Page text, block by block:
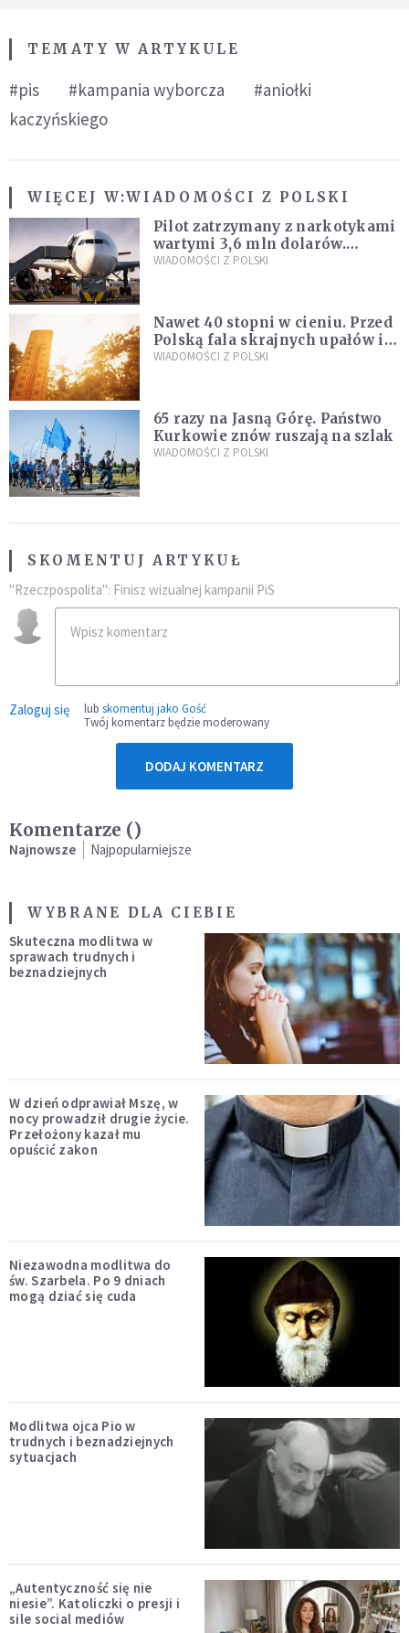
TEMATY W ARTYKULE
#pis #kampania wyborcza
#aniołki
kaczyńskiego
WIĘCEJ W:WIADOMOŚCI Z POLSKI
Pilot zatrzymany z narkotykami
wartymi 3,6 mln dolarów.
Śledczy podejrzewają, że latał
WIADOMOŚCI Z POLSKI
Nawet 40 stopni w cieniu. Przed
Polską fala skrajnych upałów i
gwałtowne burze
WIADOMOŚCI Z POLSKI
65 razy na Jasną Górę. Państwo
Kurkowie znów ruszają na szlak
WIADOMOŚCI Z POLSKI
SKOMENTUJ ARTYKUŁ
"Rzeczpospolita": Finisz wizualnej kampanii PiS
Zaloguj się lub skomentuj jako Gość
Twój komentarz będzie moderowany
DODAJ KOMENTARZ
Komentarze ()
Najnowsze Najpopularniejsze
WYBRANE DLA CIEBIE
Skuteczna modlitwa w
sprawach trudnych i
beznadziejnych
W dzień odprawiał Mszę, w
nocy prowadził drugie życie.
Przełożony kazał mu
opuścić zakon
Niezawodna modlitwa do
św. Szarbela. Po 9 dniach
mogą dziać się cuda
Modlitwa ojca Pio w
trudnych i beznadziejnych
sytuacjach
„Autentyczność się nie
niesie”. Katoliczki o presji i
sile social mediów